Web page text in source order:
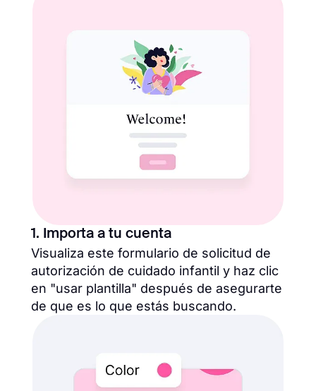
1. Importa a tu cuenta
Visualiza este formulario de solicitud de
autorización de cuidado infantil y haz clic
en "usar plantilla" después de asegurarte
de que es lo que estás buscando.